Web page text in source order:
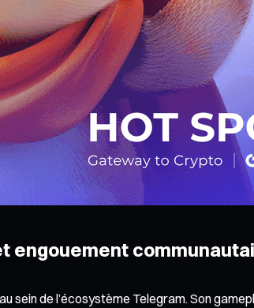
engouement
sein de l’écosystème Telegram. Son